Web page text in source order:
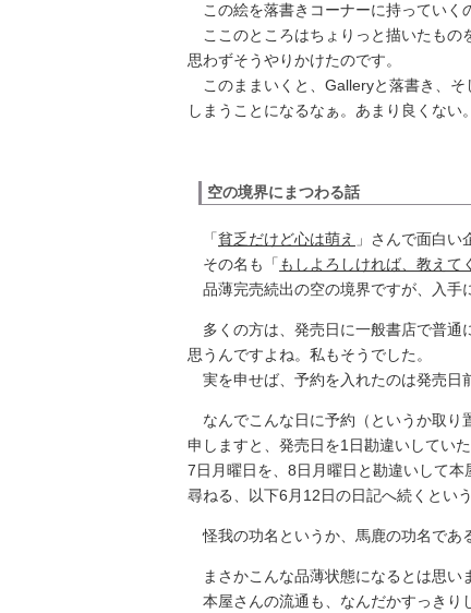
この絵を落書きコーナーに持っていく
ここのところはちょりっと描いたもの
思わずそうやりかけたのです。
このままいくと、Galleryと落書き、そ
しまうことになるなぁ。あまり良くない。
空の境界にまつわる話
「貧乏だけど心は萌え 」さんで面白い
その名も「 もしよろしければ、教えて
品薄完売続出の空の境界ですが、入手
多くの方は、発売日に一般書店で普通
思うんですよね。私もそうでした。
実を申せば、予約を入れたのは発売日
なんでこんな日に予約（というか取り
申しますと、発売日を1日勘違いしていた
7日月曜日を、8日月曜日と勘違いして
尋ねる、以下6月12日の日記へ続くという
怪我の功名というか、馬鹿の功名であ
まさかこんな品薄状態になるとは思い
本屋さんの流通も、なんだかすっきり